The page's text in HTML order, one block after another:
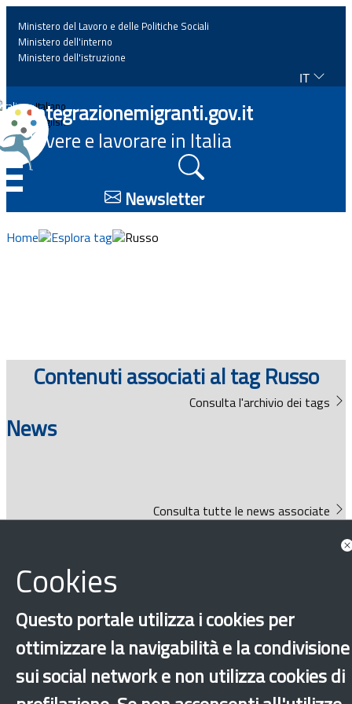
Home
News
Approfondimenti
Eventi
Documenti
Ministero del Lavoro e delle Politiche Sociali
Ministero dell'interno
Ministero dell'istruzione
IT
Italiano
English
Integrazionemigranti.gov.it
Vivere e lavorare in Italia
Newsletter
Home Esplora tag Russo
Contenuti associati al tag Russo
Consulta l'archivio dei tags
News
Consulta tutte le news associate
Bandi
Guide
Cookies
Questo portale utilizza i cookies per
ottimizzare la navigabilità e la condivisione
sui social network e non utilizza cookies di